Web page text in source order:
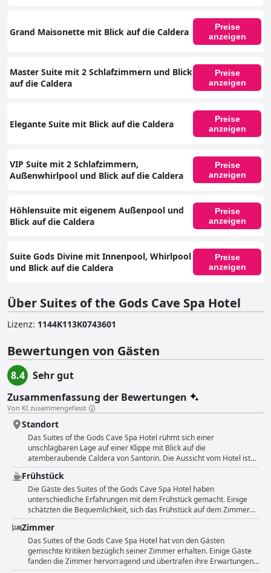
Grand Maisonette mit Blick auf die Caldera
Preise
anzeigen
Master Suite mit 2 Schlafzimmern und Blick
auf die Caldera
Preise
anzeigen
Elegante Suite mit Blick auf die Caldera
Preise
anzeigen
VIP Suite mit 2 Schlafzimmern,
Außenwhirlpool und Blick auf die Caldera
Preise
anzeigen
Höhlensuite mit eigenem Außenpool und
Blick auf die Caldera
Preise
anzeigen
Suite Gods Divine mit Innenpool, Whirlpool
und Blick auf die Caldera
Preise
anzeigen
Über Suites of the Gods Cave Spa Hotel
Lizenz: 1144Κ113Κ0743601
Bewertungen von Gästen
8.4
Sehr gut
Zusammenfassung der Bewertungen
Von KI zusammengefasst
Standort
Das Suites of the Gods Cave Spa Hotel rühmt sich einer
unschlagbaren Lage auf einer Klippe mit Blick auf die
atemberaubende Caldera von Santorin. Die Aussicht vom Hotel ist
einfach atemberaubend und spektakulär, und viele Gäste
bezeichnen sie als die beste Aussicht auf Santorin. Trotz der
Abgeschiedenheit ist das Hotel mit öffentlichen Verkehrsmitteln
oder dem Auto leicht zu erreichen und liegt in der Nähe von zwei
kleinen Dörfern, die sich hervorragend für Spaziergänge eignen.
Das Personal ist sehr freundlich und die Zimmer sind geräumig, was
einen angenehmen Aufenthalt garantiert. Das Hotel ist ein
hervorragender Ausgangspunkt für die Erkundung der Insel mit
einer öffentlichen Bushaltestelle direkt vor der Tür und einer
großartigen Umgebung. Einige Gäste empfehlen, ein Auto zu
Frühstück
Die Gäste des Suites of the Gods Cave Spa Hotel haben
unterschiedliche Erfahrungen mit dem Frühstück gemacht. Einige
schätzten die Bequemlichkeit, sich das Frühstück auf dem Zimmer
servieren zu lassen, andere fanden die Auswahl begrenzt und die
Qualität nicht besonders gut. Es gab jedoch auch positive
Bewertungen, in denen die Gäste das Frühstück als köstlich,
großzügig und üppig mit einer großen Auswahl und guter Vielfalt
beschrieben. Auch die Freundlichkeit des Personals beim Frühstück
Zimmer
Das Suites of the Gods Cave Spa Hotel hat von den Gästen
gemischte Kritiken bezüglich seiner Zimmer erhalten. Einige Gäste
fanden die Zimmer hervorragend und übertrafen ihre Erwartungen,